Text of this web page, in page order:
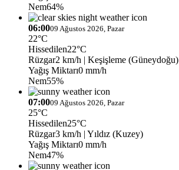
Nem64%
06:0009 Ağustos 2026, Pazar
22°C
Hissedilen22°C
Rüzgar2 km/h | Keşişleme (Güneydoğu)
Yağış Miktarı0 mm/h
Nem55%
07:0009 Ağustos 2026, Pazar
25°C
Hissedilen25°C
Rüzgar3 km/h | Yıldız (Kuzey)
Yağış Miktarı0 mm/h
Nem47%